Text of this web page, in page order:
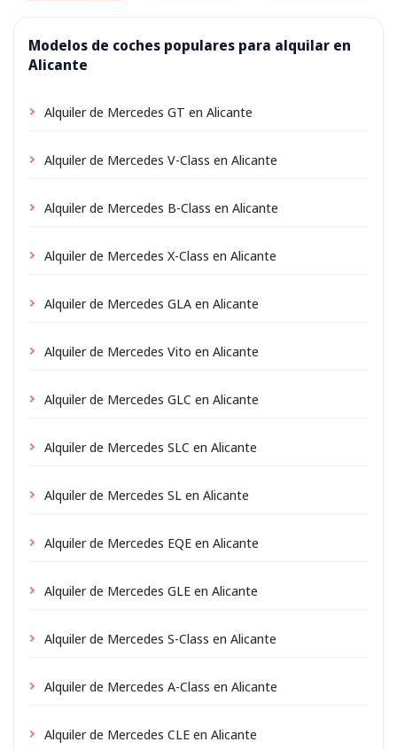
Modelos de coches populares para alquilar en
Alicante
Alquiler de Mercedes GT en Alicante
Alquiler de Mercedes V-Class en Alicante
Alquiler de Mercedes B-Class en Alicante
Alquiler de Mercedes X-Class en Alicante
Alquiler de Mercedes GLA en Alicante
Alquiler de Mercedes Vito en Alicante
Alquiler de Mercedes GLC en Alicante
Alquiler de Mercedes SLC en Alicante
Alquiler de Mercedes SL en Alicante
Alquiler de Mercedes EQE en Alicante
Alquiler de Mercedes GLE en Alicante
Alquiler de Mercedes S-Class en Alicante
Alquiler de Mercedes A-Class en Alicante
Alquiler de Mercedes CLE en Alicante